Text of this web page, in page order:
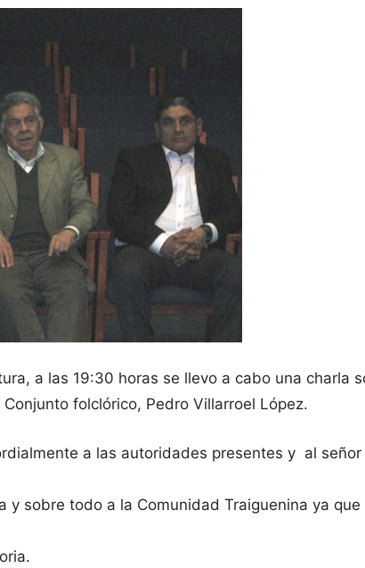
a las 19:30 horas se llevo a cabo una charla
folclórico, Pedro Villarroel López.
a las autoridades presentes y al
sobre todo a la Comunidad Traiguenina ya